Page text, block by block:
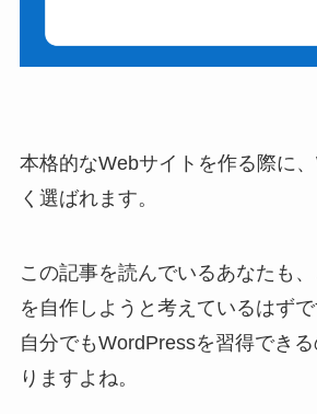
本格的なWebサイトを作る際に
く選ばれます。
この記事を読んでいるあなたも
を自作しようと考えているはず
自分でもWordPressを習得でき
りますよね。